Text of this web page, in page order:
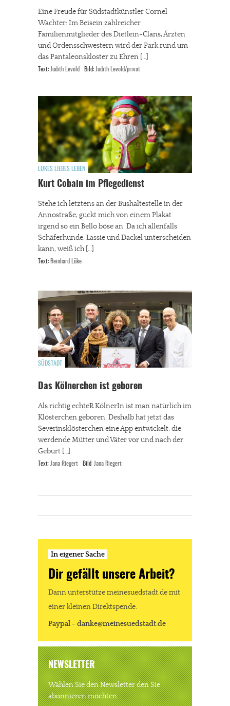
Eine Freude für Südstadtkünstler Cornel
Wachter: Im Beisein zahlreicher
Familienmitglieder des Dietlein-Clans, Ärzten
und Ordensschwestern wird der Park rund um
das Pantaleonskloster zu Ehren […]
Text: Judith Levold Bild: Judith Levold/privat
LÜKES LIEBES LEBEN
Kurt Cobain im Pflegedienst
Stehe ich letztens an der Bushaltestelle in der
Annostraße, guckt mich von einem Plakat
irgend so ein Bello böse an. Da ich allenfalls
Schäferhunde, Lassie und Dackel unterscheiden
kann, weiß ich […]
Text: Reinhard Lüke
SÜDSTADT
Das Kölnerchen ist geboren
Als richtig echteR KölnerIn ist man natürlich im
Klösterchen geboren. Deshalb hat jetzt das
Severinsklösterchen eine App entwickelt, die
werdende Mütter und Väter vor und nach der
Geburt […]
Text: Jana Riegert Bild: Jana Riegert
In eigener Sache
Dir gefällt unsere Arbeit?
Dann unterstütze meinesuedstadt.de mit
einer kleinen Direktspende.
Paypal - danke@meinesuedstadt.de
NEWSLETTER
Wählen Sie den Newsletter den Sie
abonnieren möchten.